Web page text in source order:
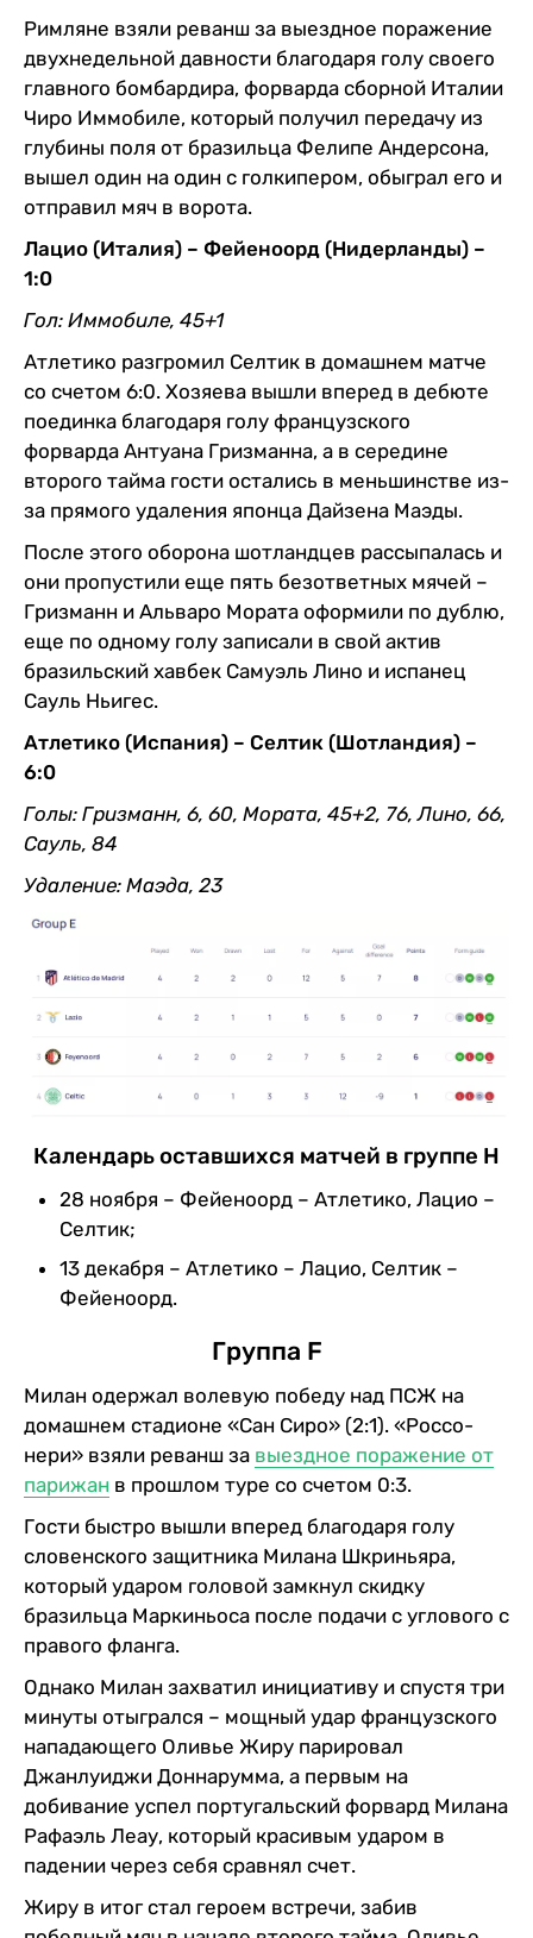
Римляне взяли реванш за выездное поражение
двухнедельной давности благодаря голу своего
главного бомбардира, форварда сборной Италии
Чиро Иммобиле, который получил передачу из
глубины поля от бразильца Фелипе Андерсона,
вышел один на один с голкипером, обыграл его и
отправил мяч в ворота.
Лацио (Италия) – Фейеноорд (Нидерланды) –
1:0
Гол: Иммобиле, 45+1
Атлетико разгромил Селтик в домашнем матче
со счетом 6:0. Хозяева вышли вперед в дебюте
поединка благодаря голу французского
форварда Антуана Гризманна, а в середине
второго тайма гости остались в меньшинстве из-
за прямого удаления японца Дайзена Маэды.
После этого оборона шотландцев рассыпалась и
они пропустили еще пять безответных мячей –
Гризманн и Альваро Мората оформили по дублю,
еще по одному голу записали в свой актив
бразильский хавбек Самуэль Лино и испанец
Сауль Ньигес.
Атлетико (Испания) – Селтик (Шотландия) –
6:0
Голы: Гризманн, 6, 60, Мората, 45+2, 76, Лино, 66,
Сауль, 84
Удаление: Маэда, 23
Календарь оставшихся матчей в группе H
28 ноября – Фейеноорд – Атлетико, Лацио –
Селтик;
13 декабря – Атлетико – Лацио, Селтик –
Фейеноорд.
Группа F
Милан одержал волевую победу над ПСЖ на
домашнем стадионе «Сан Сиро» (2:1). «Россо-
нери» взяли реванш за выездное поражение от
парижан в прошлом туре со счетом 0:3.
Гости быстро вышли вперед благодаря голу
словенского защитника Милана Шкриньяра,
который ударом головой замкнул скидку
бразильца Маркиньоса после подачи с углового с
правого фланга.
Однако Милан захватил инициативу и спустя три
минуты отыгрался – мощный удар французского
нападающего Оливье Жиру парировал
Джанлуиджи Доннарумма, а первым на
добивание успел португальский форвард Милана
Рафаэль Леау, который красивым ударом в
падении через себя сравнял счет.
Жиру в итог стал героем встречи, забив